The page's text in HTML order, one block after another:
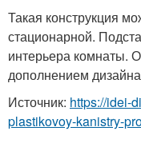
Такая конструкция
стационарной.
интерьера комнаты.
дополнением
Источник: https://idei-
plastikovoy-kanistry-